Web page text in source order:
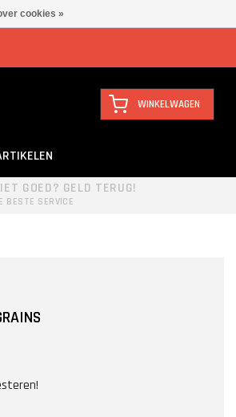
WINKELWAGEN
GOED? GELD TERUG!
BESTE SERVICE
cookies »